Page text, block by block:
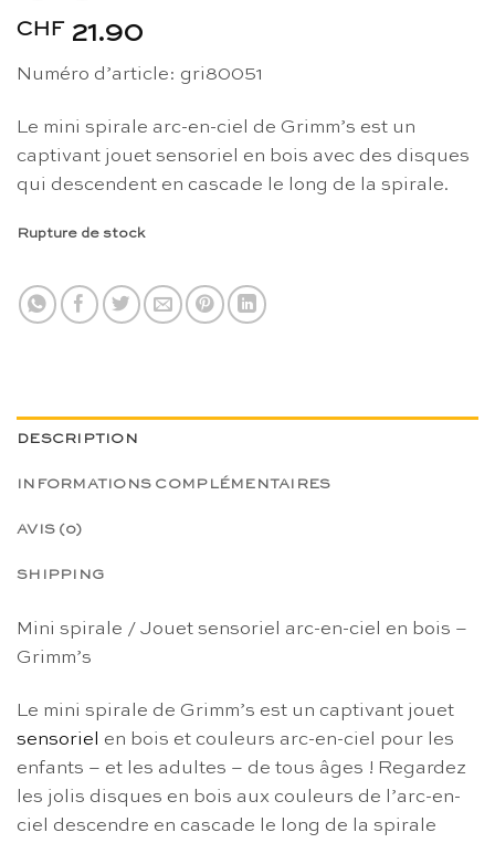
CHF 21.90
Numéro d’article: gri80051
Le mini spirale arc-en-ciel de Grimm’s est un
captivant jouet sensoriel en bois avec des disques
qui descendent en cascade le long de la spirale.
Rupture de stock
DESCRIPTION
INFORMATIONS COMPLÉMENTAIRES
AVIS (0)
SHIPPING
Mini spirale / Jouet sensoriel arc-en-ciel en bois –
Grimm’s
Le mini spirale de Grimm’s est un captivant jouet
sensoriel
en bois et couleurs arc-en-ciel pour les
enfants – et les adultes – de tous âges ! Regardez
les jolis disques en bois aux couleurs de l’arc-en-
ciel descendre en cascade le long de la spirale